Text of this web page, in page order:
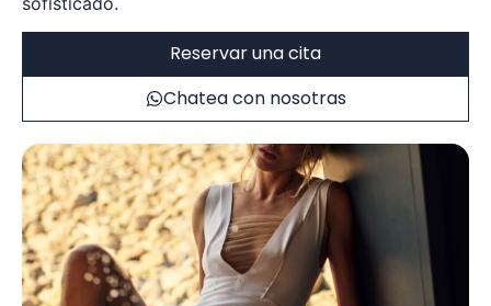
Reservar una cita
Chatea con nosotras